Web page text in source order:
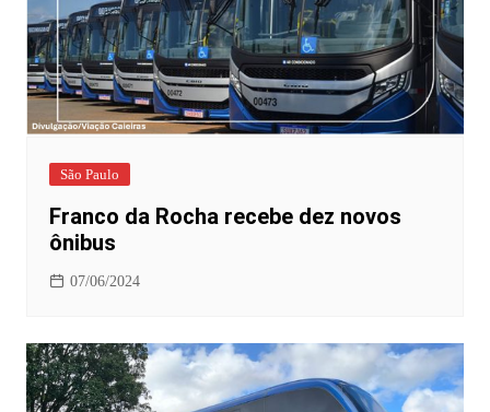
São Paulo
Franco da Rocha recebe dez novos
ônibus
07/06/2024